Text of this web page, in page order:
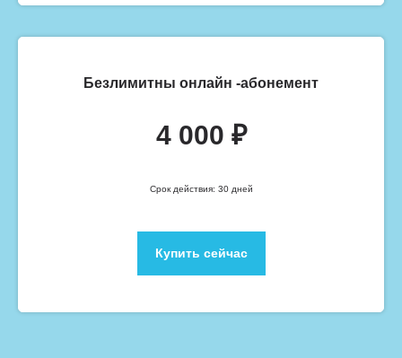
Безлимитны онлайн -абонемент
4 000 ₽
Срок действия: 30 дней
Купить сейчас